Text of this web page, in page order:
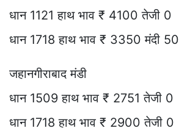
धान 1121 हाथ भाव ₹ 4100 तेजी 0
धान 1718 हाथ भाव ₹ 3350 मंदी 50
जहानगीराबाद मंडी
धान 1509 हाथ भाव ₹ 2751 तेजी 0
धान 1718 हाथ भाव ₹ 2900 तेजी 0